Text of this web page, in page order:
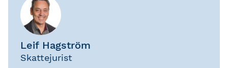
Leif Hagström
Skattejurist